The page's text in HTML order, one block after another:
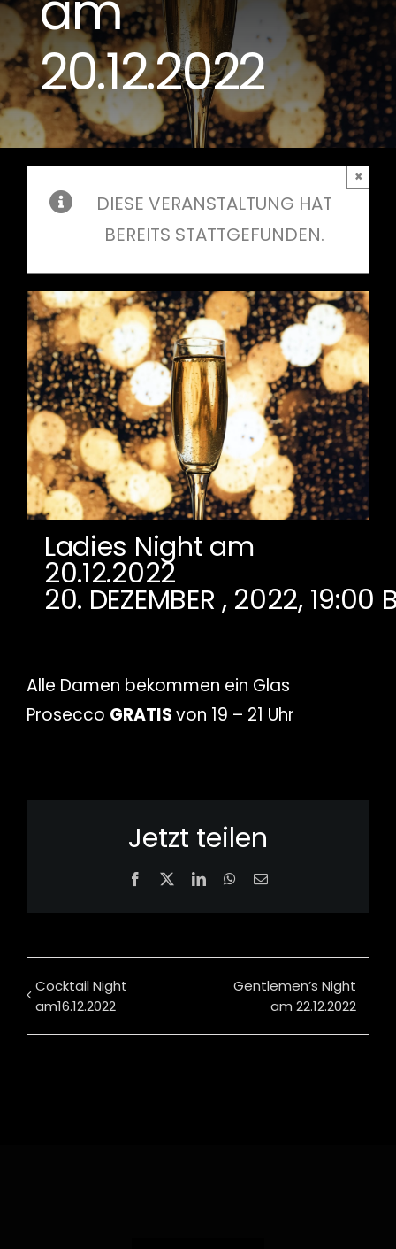
20.12.2022
DIESE VERANSTALTUNG HAT
BEREITS STATTGEFUNDEN.
×
Ladies Night am
20.12.2022
20. DEZEMBER , 2022, 19:00
Alle Damen bekommen ein Glas
Prosecco GRATISvon 19 – 21 Uhr
Jetzt teilen
FacebookLinkedInWhatsApp
Email
Cocktail Night
am16.12.2022
Gentlemen’s Night
am 22.12.2022